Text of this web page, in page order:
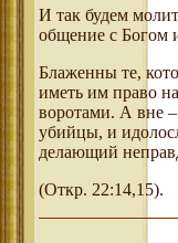
И так будем
общение с Богом
Блаженны те,
иметь им право
воротами. А вне
убийцы, и
делающий
(Откр. 22:14,15).